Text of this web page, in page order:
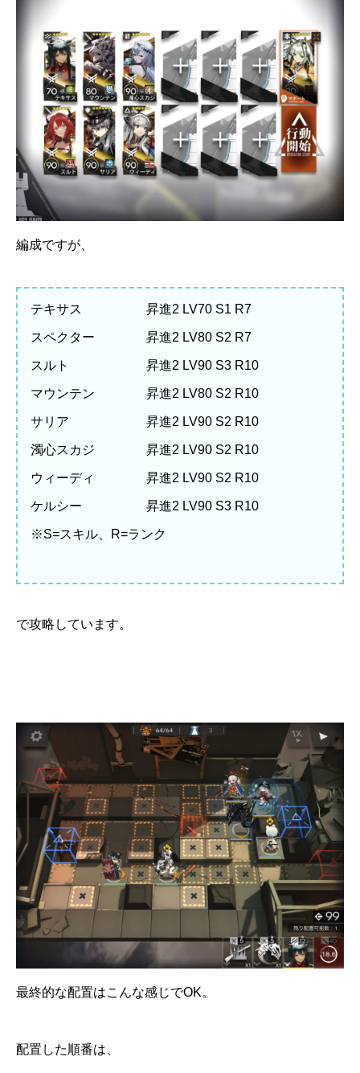
編成ですが、
テキサス 昇進2 LV70 S1 R7
スペクター 昇進2 LV80 S2 R7
スルト 昇進2 LV90 S3 R10
マウンテン 昇進2 LV80 S2 R10
サリア 昇進2 LV90 S2 R10
濁心スカジ 昇進2 LV90 S2 R10
ウィーディ 昇進2 LV90 S2 R10
ケルシー 昇進2 LV90 S3 R10
※S=スキル、R=ランク
で攻略しています。
最終的な配置はこんな感じでOK。
配置した順番は、